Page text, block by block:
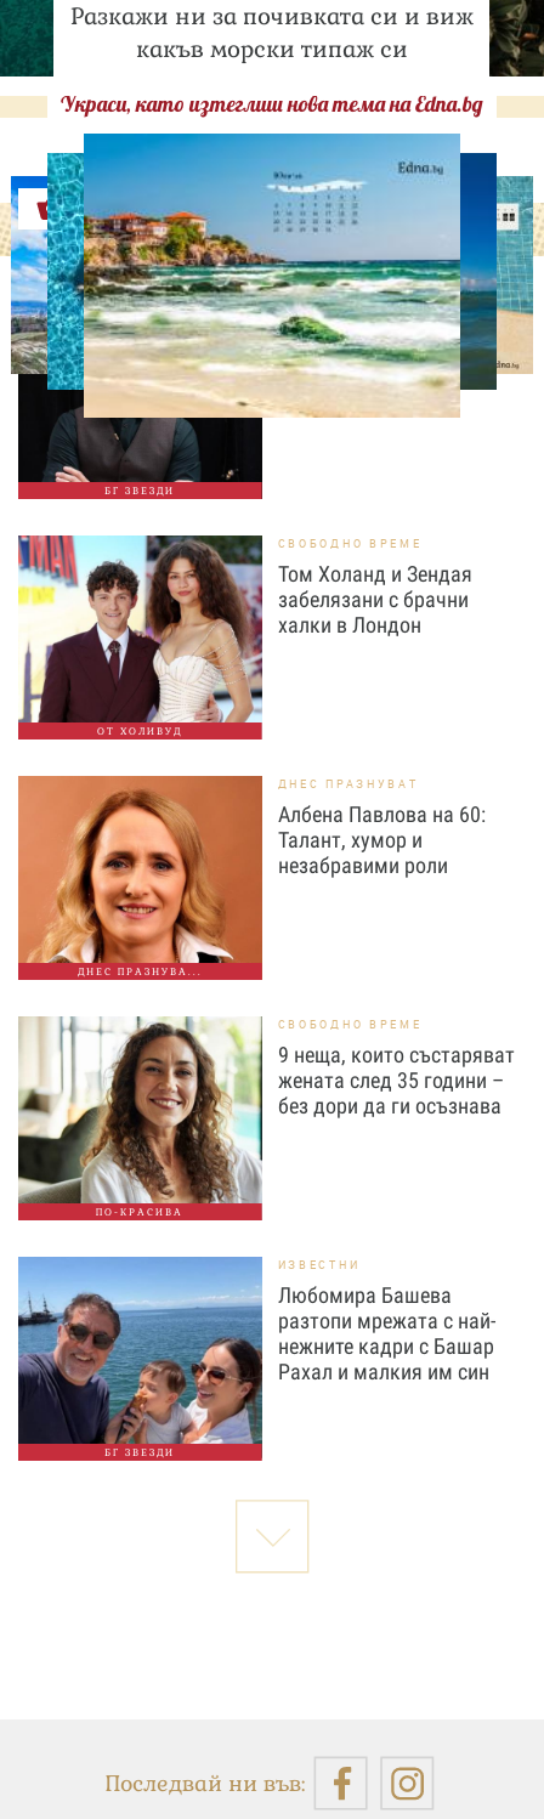
Разкажи ни за почивката си и виж
какъв морски типаж си
Украси, като изтеглиш нова тема на Edna.bg
Оферти
БГ ЗВЕЗДИ
ИЗВЕСТНИ
Така ли го правиш, тате?“
Дъщерята на Орлин
Павлов го имитира
ОТ ХОЛИВУД
СВОБОДНО ВРЕМЕ
Том Холанд и Зендая
забелязани с брачни
халки в Лондон
ДНЕС ПРАЗНУВА...
ДНЕС ПРАЗНУВАТ
Албена Павлова на 60:
Талант, хумор и
незабравими роли
ПО-КРАСИВА
СВОБОДНО ВРЕМЕ
9 неща, които състаряват
жената след 35 години –
без дори да ги осъзнава
БГ ЗВЕЗДИ
ИЗВЕСТНИ
Любомира Башева
разтопи мрежата с най-
нежните кадри с Башар
Рахал и малкия им син
Последвай ни във: